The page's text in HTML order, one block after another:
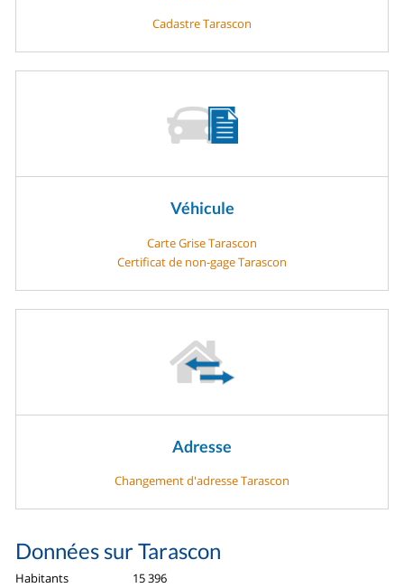
Cadastre Tarascon
Véhicule
Carte Grise Tarascon
Certificat de non-gage Tarascon
Adresse
Changement d'adresse Tarascon
Données sur Tarascon
Habitants
15 396